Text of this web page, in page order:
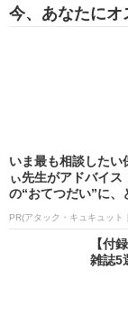
今、あなたにオ
いま最も相談したい
ぃ先生がアドバイス
の“おてつだい”に、
PR(アタック・キュキュット
【付
雑誌5